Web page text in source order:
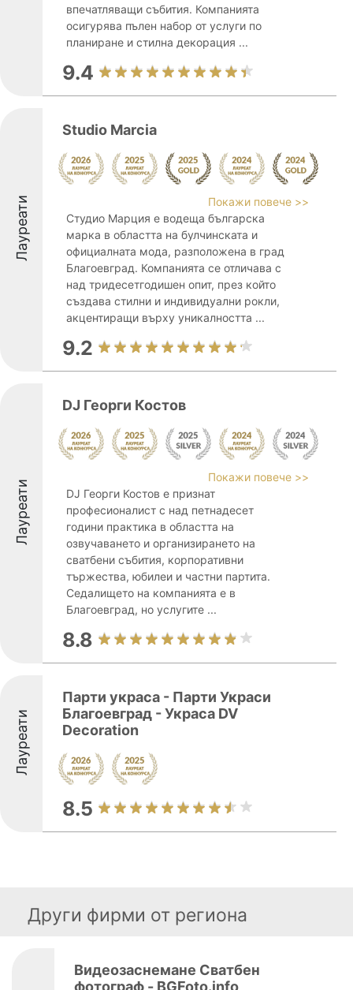
впечатляващи събития. Компанията
осигурява пълен набор от услуги по
планиране и стилна декорация ...
9.4
Лауреати
Studio Marcia
Покажи повече >>
Студио Марция е водеща българска
марка в областта на булчинската и
официалната мода, разположена в град
Благоевград. Компанията се отличава с
над тридесетгодишен опит, през който
създава стилни и индивидуални рокли,
акцентиращи върху уникалността ...
9.2
Лауреати
DJ Георги Костов
Покажи повече >>
DJ Георги Костов е признат
професионалист с над петнадесет
години практика в областта на
озвучаването и организирането на
сватбени събития, корпоративни
тържества, юбилеи и частни партита.
Седалището на компанията е в
Благоевград, но услугите ...
8.8
Лауреати
Парти украса - Парти Украси
Благоевград - Украса DV
Decoration
8.5
Други фирми от региона
Видеозаснемане Сватбен
фотограф - BGFoto.info